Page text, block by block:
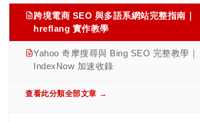
跨境電商 SEO 與多語系網站完整指南｜
hreflang 實作教學
Yahoo 奇摩搜尋與 Bing SEO 完整教學｜
IndexNow 加速收錄
查看此分類全部文章 →